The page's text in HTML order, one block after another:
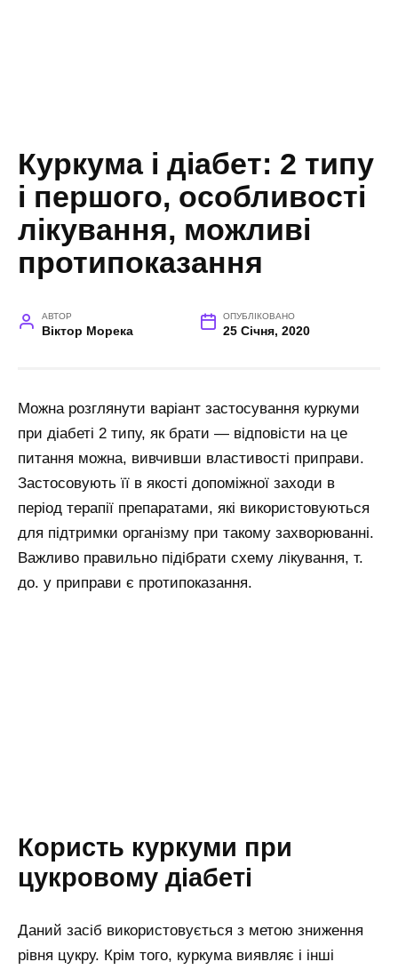
Куркума і діабет: 2 типу
і першого, особливості
лікування, можливі
протипоказання
АВТОР
Віктор Морека
ОПУБЛІКОВАНО
25 Січня, 2020
Можна розглянути варіант застосування куркуми
при діабеті 2 типу, як брати — відповісти на це
питання можна, вивчивши властивості приправи.
Застосовують її в якості допоміжної заходи в
період терапії препаратами, які використовуються
для підтримки організму при такому захворюванні.
Важливо правильно підібрати схему лікування, т.
до. у приправи є протипоказання.
Користь куркуми при
цукровому діабеті
Даний засіб використовується з метою зниження
рівня цукру. Крім того, куркума виявляє і інші